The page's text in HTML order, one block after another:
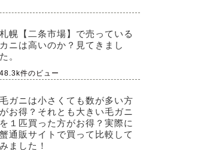
札幌【二条市場】で売っている
カニは高いのか？見てきまし
た。
48.3k件のビュー
毛ガニは小さくても数が多い方
がお得？それとも大きい毛ガニ
を１匹買った方がお得？実際に
蟹通販サイトで買って比較して
みました！